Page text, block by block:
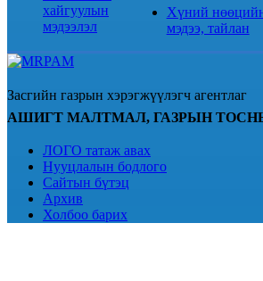
хайгуулын
мэдээлэл
Хүний
мэдээ, тайлан
Засгийн газрын хэрэгжүүлэгч агентлаг
АШИГТ МАЛТМАЛ, ГАЗРЫН
ЛОГО татаж авах
Нууцлалын бодлого
Сайтын бүтэц
Архив
Холбоо барих